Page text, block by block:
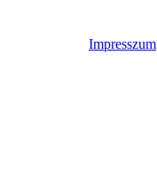
Impresszum